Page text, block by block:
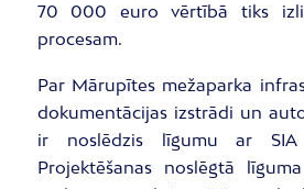
70 000 euro vērtībā tiks
procesam.
Par Mārupītes mežaparka
dokumentācijas izstrādi un
ir noslēdzis līgumu ar SIA
Projektēšanas noslēgtā